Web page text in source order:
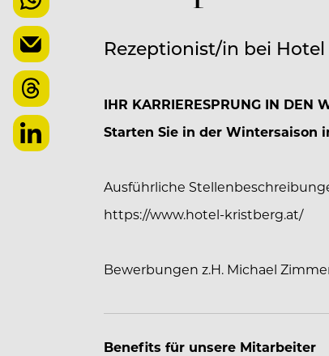
Rezeptionist/in bei
IHR KARRIERESPRUNG IN DEN
Starten Sie in der Wintersaison
Ausführliche
https://www.hotel-kristberg.at/
Bewerbungen z.H. Michael
Benefits für unsere Mitarbeiter